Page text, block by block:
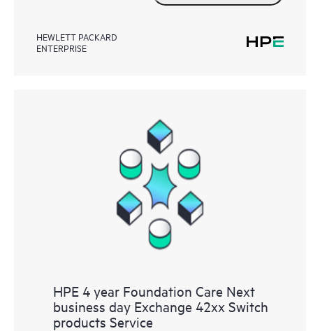
HEWLETT PACKARD
ENTERPRISE
HPE 4 year Foundation Care Next
business day Exchange 42xx Switch
products Service